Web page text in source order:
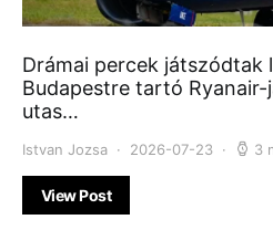
Drámai percek játszódtak
Budapestre tartó
utas…
Istvan Jozsa 2026-07-23 3
View Post